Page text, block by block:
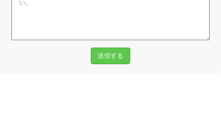
送信する